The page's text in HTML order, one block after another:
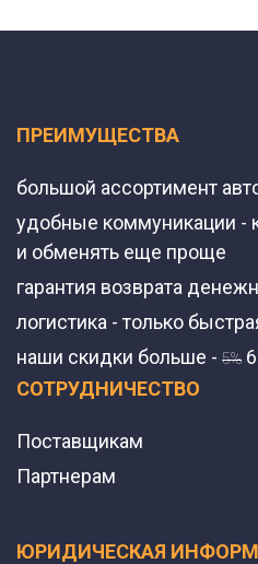
ПРЕИМУЩЕСТВА
большой ассортимент
удобные коммуникации -
и обменять еще проще
гарантия возврата
логистика - только
наши скидки больше - 5%
СОТРУДНИЧЕСТВО
Поставщикам
Партнерам
ЮРИДИЧЕСКАЯ